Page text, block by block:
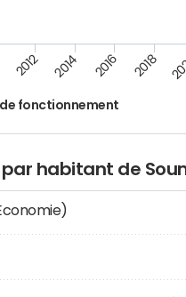
fonctionnement
2012 2014 2016 2018
habitant de